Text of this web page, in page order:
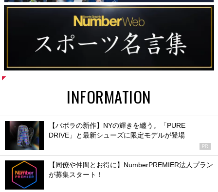
INFORMATION
【バボラの新作】NYの輝きを纏う。「PURE
DRIVE」と最新シューズに限定モデルが登場
PR
【同僚や仲間とお得に】NumberPREMIER法人プラン
が募集スタート！